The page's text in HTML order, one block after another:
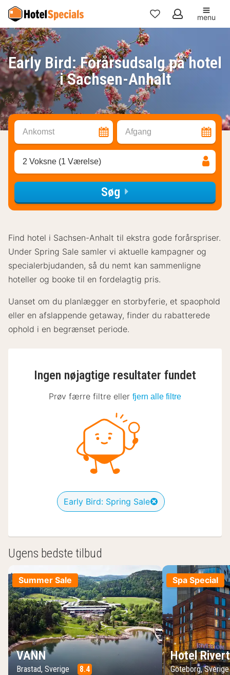
Mine
favoritter
menu
Early Bird: Forårsudsalg på hotel
i Sachsen-Anhalt
Ankomst Afgang
2 Voksne (1 Værelse)
Søg
Find hotel i Sachsen-Anhalt til ekstra gode forårspriser.
Under Spring Sale samler vi aktuelle kampagner og
specialerbjudanden, så du nemt kan sammenligne
hoteller og booke til en fordelagtig pris.
Uanset om du planlægger en storbyferie, et spaophold
eller en afslappende getaway, finder du rabatterede
ophold i en begrænset periode.
Ingen nøjagtige resultater fundet
Prøv færre filtre eller fjern alle filtre
Early Bird: Spring Sale
Ugens bedste tilbud
Summer Sale
VANN
Brastad, Sverige 8.4
Spa Special
Hotel
Göteborg,